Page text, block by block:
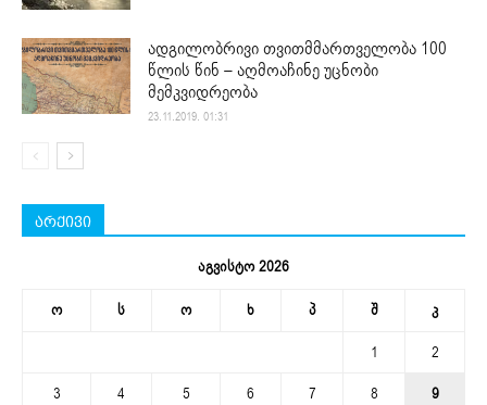
ადგილობრივი თვითმმართველობა 100
წლის წინ – აღმოაჩინე უცნობი
მემკვიდრეობა
23.11.2019. 01:31
არქივი
აგვისტო 2026
ო ს ო ხ პ შ კ
1
2
3
4 5 6 7 8
9